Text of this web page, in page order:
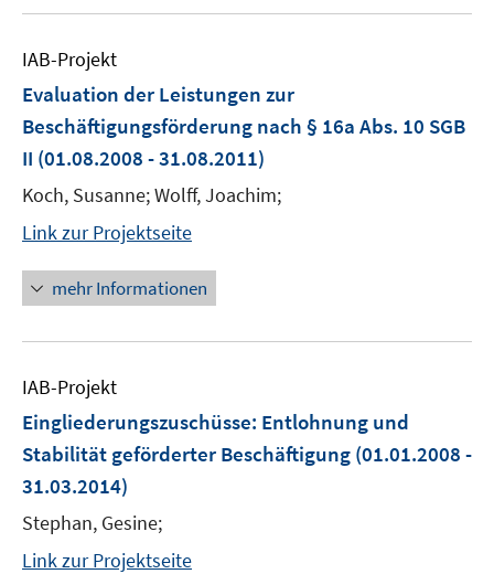
IAB-Projekt
Evaluation der Leistungen zur
Beschäftigungsförderung nach § 16a Abs. 10 SGB
II (01.08.2008 - 31.08.2011)
Koch, Susanne; Wolff, Joachim;
Link zur Projektseite
mehr Informationen
IAB-Projekt
Eingliederungszuschüsse: Entlohnung und
Stabilität geförderter Beschäftigung (01.01.2008 -
31.03.2014)
Stephan, Gesine;
Link zur Projektseite